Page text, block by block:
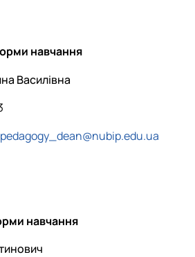
навчання
Василівна
pedagogy_dean@nubip.edu.ua
навчання